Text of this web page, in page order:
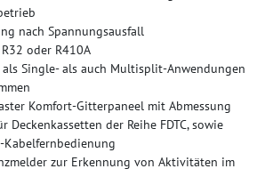
nach Spannungsausfall
oder R410A
Single- als auch Multisplit-Anwendungen
Komfort-Gitterpaneel mit Abmessung
Deckenkassetten der Reihe FDTC, sowie
Kabelfernbedienung
zur Erkennung von Aktivitäten im